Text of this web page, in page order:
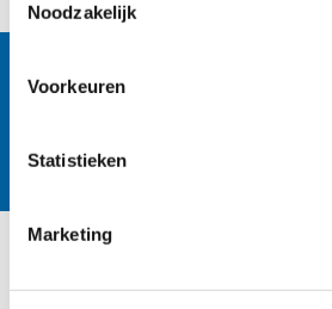
Noodzakelijk
Voorkeuren
Statistieken
Marketing
Follow us: